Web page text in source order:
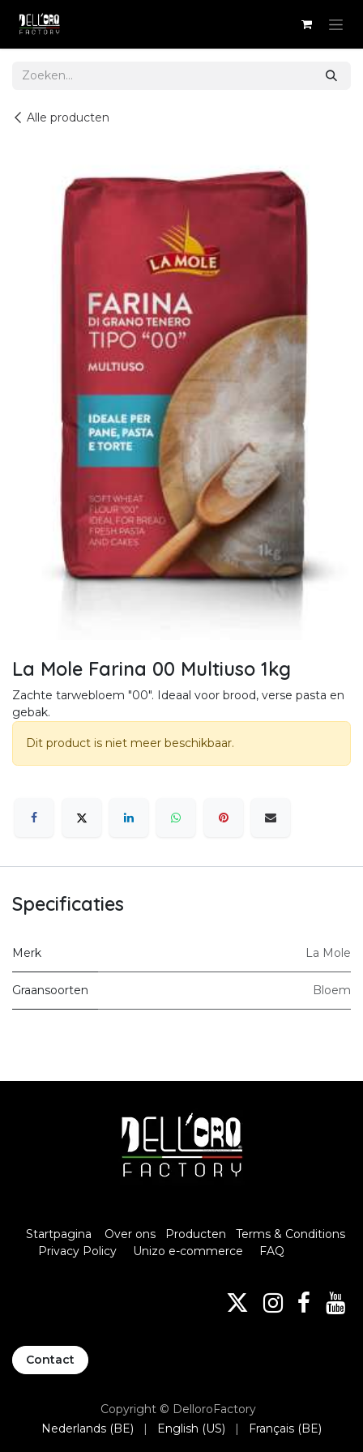
Alle producten
La Mole Farina 00 Multiuso 1kg
Zachte tarwebloem "00". Ideaal voor brood, verse pasta en
gebak.
Dit product is niet meer beschikbaar.
Specificaties
Merk La Mole
Graansoorten Bloem
Startpagina Over ons Producten
Terms & Conditions
Privacy Policy
Unizo e-commerce FAQ
Contact
Copyright © DelloroFactory
Nederlands (BE)
| English (US) | Français (BE)